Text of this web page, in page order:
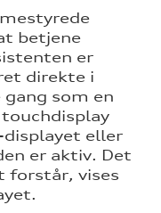
betjene
er
direkte i
som en
displayet eller
er aktiv. Det
forstår, vises